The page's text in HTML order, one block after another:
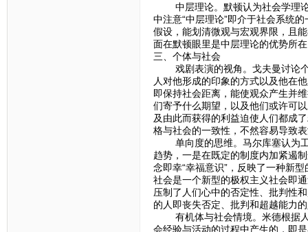
中层理论。默顿认为社会学理论
中注意“中层理论”即介于社会系统
假设，能划清微观与宏观界限，且
面在默顿眼里是中层理论的优势所
三、个体与社会
戏剧表演的视角。戈夫曼讨论个
人对他形成的印象的方式以及他在
即保持社会距离，能使观众产生并
们寄予什么期望，以及他们或许可
及由此而获得的利益迫使人们都成
格与社会的一致性，不然容易导致
单向度的思维。马尔库塞认为工
趋势，一是在既定的制度内加紧遏
念即幸“幸福意识”，反映了一种新
社会是一个新型的极权主义社会即
压制了人们心中的否定性、批判性
的人即丧失否定、批判和超越能力
有机体与社会情境。米德根据人
会经验与活动的过程中产生的，即